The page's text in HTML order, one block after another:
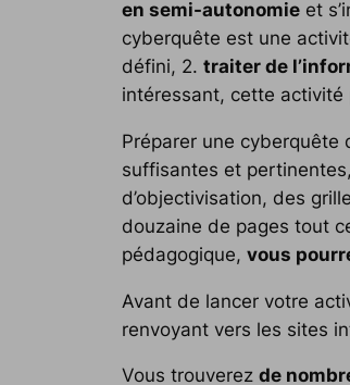
en semi-autonomie et
cyberquête est une
défini, 2. traiter de
intéressant, cette
Préparer une cyberquête
suffisantes et
d’objectivisation, des
douzaine de pages tout
pédagogique, vous
Avant de lancer votre
renvoyant vers les sites
Vous trouverez de